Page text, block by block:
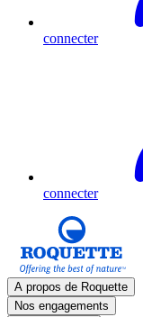
connecter
connecter
A propos de Roquette
Nos engagements